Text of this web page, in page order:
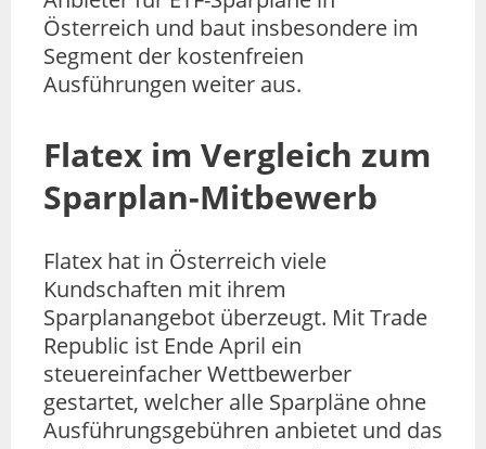
Österreich und baut insbesondere im
Segment der kostenfreien
Ausführungen weiter aus.
Flatex im Vergleich zum
Sparplan-Mitbewerb
Flatex hat in Österreich viele
Kundschaften mit ihrem
Sparplanangebot überzeugt. Mit Trade
Republic ist Ende April ein
steuereinfacher Wettbewerber
gestartet, welcher alle Sparpläne ohne
Ausführungsgebühren anbietet und das